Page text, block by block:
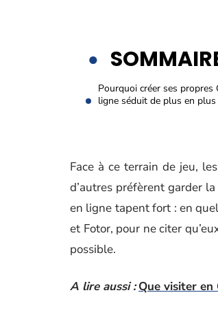
Pourquoi créer ses propres
ligne séduit de plus en plus
Face à ce terrain de jeu,
d’autres préfèrent garder
en ligne tapent fort : en
et Fotor, pour ne citer
possible.
A lire aussi : Que visiter en